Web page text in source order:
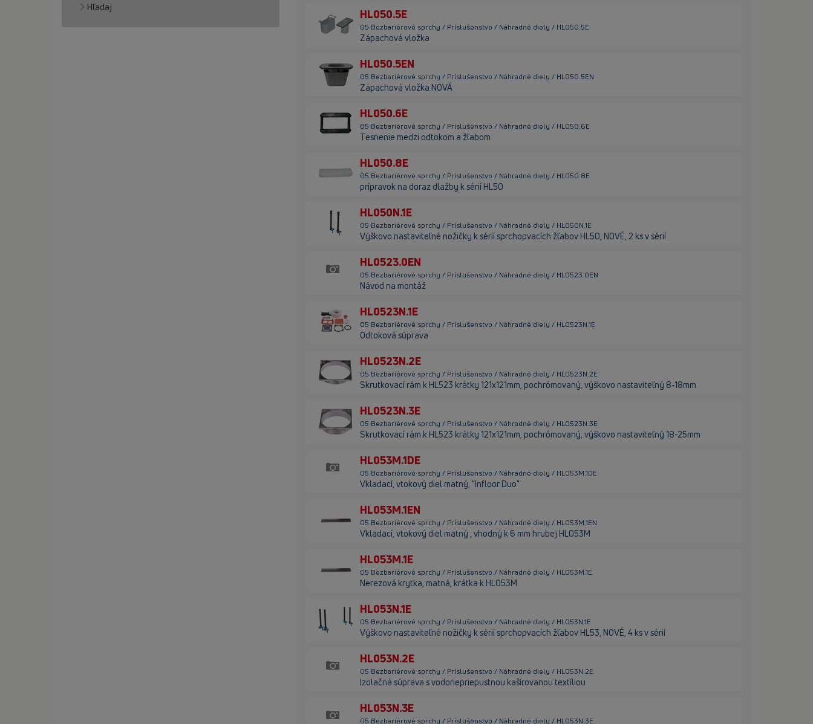
Hľadaj
HL050.5E
05 Bezbariérové sprchy / Príslušenstvo / Náhradné diely / HL050.5E
Zápachová vložka
HL050.5EN
05 Bezbariérové sprchy / Príslušenstvo / Náhradné diely / HL050.5EN
Zápachová vložka NOVÁ
HL050.6E
05 Bezbariérové sprchy / Príslušenstvo / Náhradné diely / HL050.6E
Tesnenie medzi odtokom a žľabom
HL050.8E
05 Bezbariérové sprchy / Príslušenstvo / Náhradné diely / HL050.8E
prípravok na doraz dlažby k sérií HL50
HL050N.1E
05 Bezbariérové sprchy / Príslušenstvo / Náhradné diely / HL050N.1E
Výškovo nastaviteľné nožičky k sérií sprchopvacích žľabov HL50, NOVÉ, 2 ks v sérií
HL0523.0EN
05 Bezbariérové sprchy / Príslušenstvo / Náhradné diely / HL0523.0EN
Návod na montáž
HL0523N.1E
05 Bezbariérové sprchy / Príslušenstvo / Náhradné diely / HL0523N.1E
Odtoková súprava
HL0523N.2E
05 Bezbariérové sprchy / Príslušenstvo / Náhradné diely / HL0523N.2E
Skrutkovací rám k HL523 krátky 121x121mm, pochrómovaný, výškovo nastaviteľný 8-18mm
HL0523N.3E
05 Bezbariérové sprchy / Príslušenstvo / Náhradné diely / HL0523N.3E
Skrutkovací rám k HL523 krátky 121x121mm, pochrómovaný, výškovo nastaviteľný 18-25mm
HL053M.1DE
05 Bezbariérové sprchy / Príslušenstvo / Náhradné diely / HL053M.1DE
Vkladací, vtokový diel matný, "Infloor Duo"
HL053M.1EN
05 Bezbariérové sprchy / Príslušenstvo / Náhradné diely / HL053M.1EN
Vkladací, vtokový diel matný , vhodný k 6 mm hrubej HL053M
HL053M.1E
05 Bezbariérové sprchy / Príslušenstvo / Náhradné diely / HL053M.1E
Nerezová krytka, matná, krátka k HL053M
HL053N.1E
05 Bezbariérové sprchy / Príslušenstvo / Náhradné diely / HL053N.1E
Výškovo nastaviteľné nožičky k sérií sprchopvacích žľabov HL53, NOVÉ, 4 ks v sérií
HL053N.2E
05 Bezbariérové sprchy / Príslušenstvo / Náhradné diely / HL053N.2E
Izolačná súprava s vodonepriepustnou kašírovanou textíliou
HL053N.3E
05 Bezbariérové sprchy / Príslušenstvo / Náhradné diely / HL053N.3E